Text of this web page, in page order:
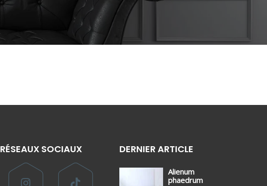
RÉSEAUX SOCIAUX DERNIER ARTICLE
Alienum
phaedrum